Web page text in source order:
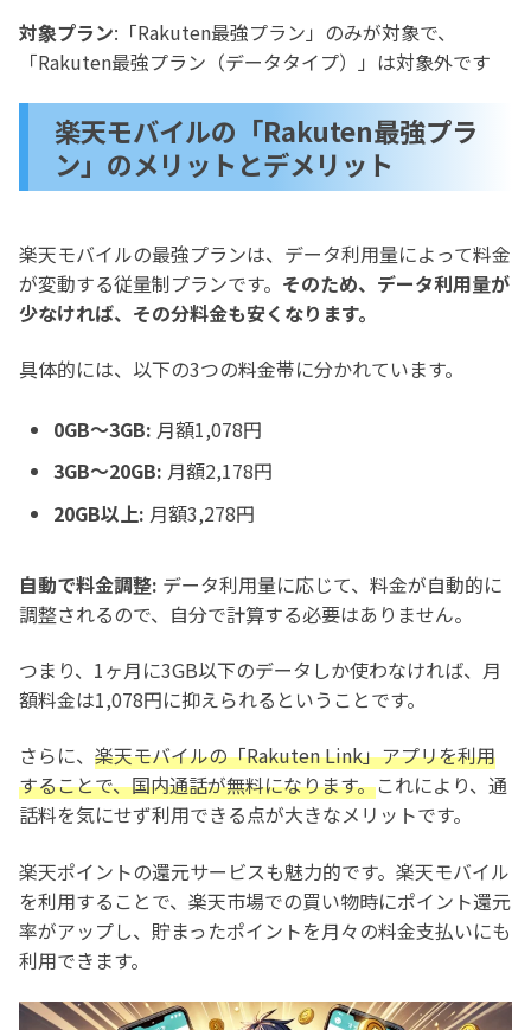
対象プラン:「Rakuten最強プラン」のみが対象で、
「Rakuten最強プラン（データタイプ）」は対象外です
楽天モバイルの「Rakuten最強プラ
ン」のメリットとデメリット
楽天モバイルの最強プランは、データ利用量によって料金
が変動する従量制プランです。 そのため、データ利用量が
少なければ、その分料金も安くなります。
具体的には、以下の3つの料金帯に分かれています。
0GB～3GB: 月額1,078円
3GB～20GB: 月額2,178円
20GB以上: 月額3,278円
自動で料金調整: データ利用量に応じて、料金が自動的に
調整されるので、自分で計算する必要はありません。
つまり、1ヶ月に3GB以下のデータしか使わなければ、月
額料金は1,078円に抑えられるということです。
さらに、 楽天モバイルの「Rakuten Link」アプリを利用
することで、国内通話が無料になります。これにより、通
話料を気にせず利用できる点が大きなメリットです。
楽天ポイントの還元サービスも魅力的です。楽天モバイル
を利用することで、楽天市場での買い物時にポイント還元
率がアップし、貯まったポイントを月々の料金支払いにも
利用できます。